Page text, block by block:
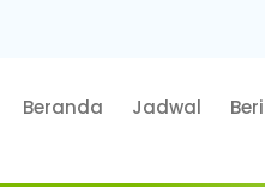
Beranda Jadwal